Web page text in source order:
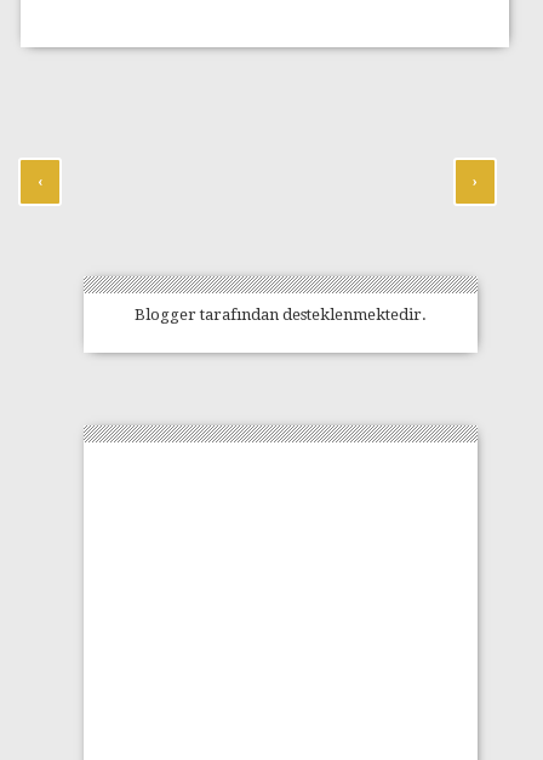
‹ ›
Bloggertarafından desteklenmektedir.